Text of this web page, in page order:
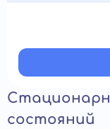
состояний